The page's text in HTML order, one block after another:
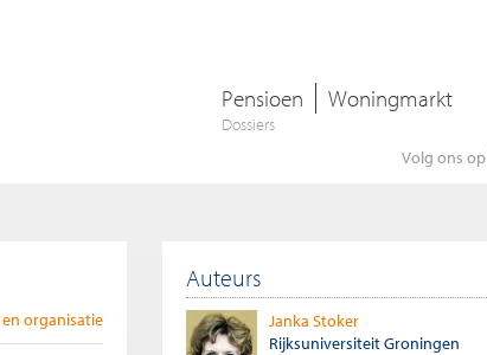
Pensioen Woningmarkt
Dossiers
Volg ons op
organisatie
Auteurs
Janka Stoker
Rijksuniversiteit Groningen